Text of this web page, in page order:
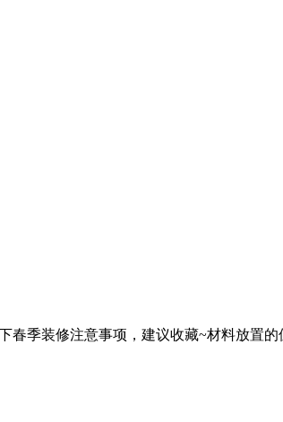
春季装修注意事项，建议收藏~材料放置的